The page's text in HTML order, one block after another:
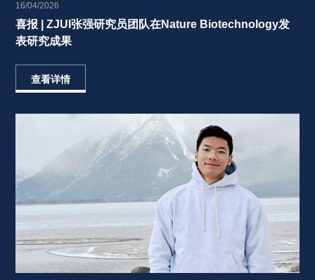
16/04/2026
喜报 | ZJUI张强研究员团队在Nature Biotechnology发
表研究成果
查看详情